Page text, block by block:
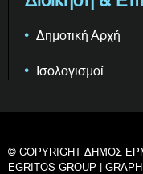
Δημοτική Αρχή
Ισολογισμοί
© COPYRIGHT ΔΗΜΟΣ
EGRITOS GROUP |